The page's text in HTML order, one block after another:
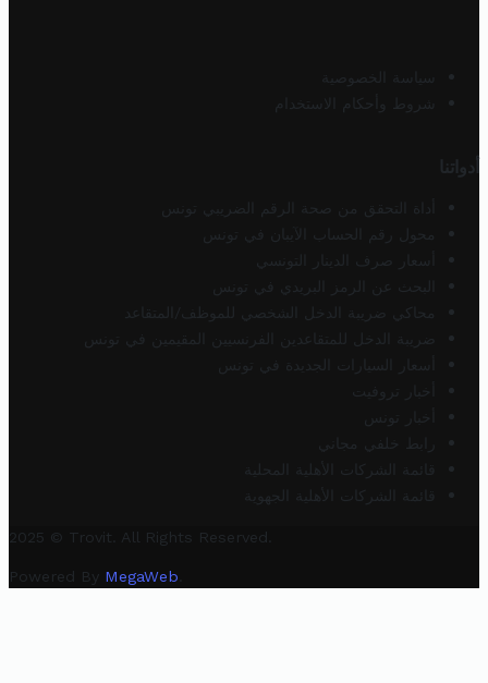
سياسة الخصوصية
شروط وأحكام الاستخدام
أدواتنا
أداة التحقق من صحة الرقم الضريبي تونس
محول رقم الحساب الآيبان في تونس
أسعار صرف الدينار التونسي
البحث عن الرمز البريدي في تونس
محاكي ضريبة الدخل الشخصي للموظف/المتقاعد
ضريبة الدخل للمتقاعدين الفرنسيين المقيمين في تونس
أسعار السيارات الجديدة في تونس
أخبار تروفيت
أخبار تونس
رابط خلفي مجاني
قائمة الشركات الأهلية المحلية
قائمة الشركات الأهلية الجهوية
2025 © Trovit. All Rights Reserved.
Powered By MegaWeb